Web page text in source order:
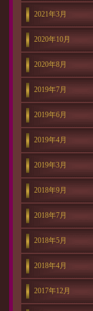
2021年3月
2020年10月
2020年8月
2019年7月
2019年6月
2019年4月
2019年3月
2018年9月
2018年7月
2018年5月
2018年4月
2017年12月